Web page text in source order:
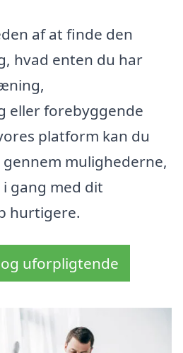
af at finde den
hvad enten du har
eller forebyggende
platform kan du
mulighederne,
gang med dit
hurtigere.
uforpligtende